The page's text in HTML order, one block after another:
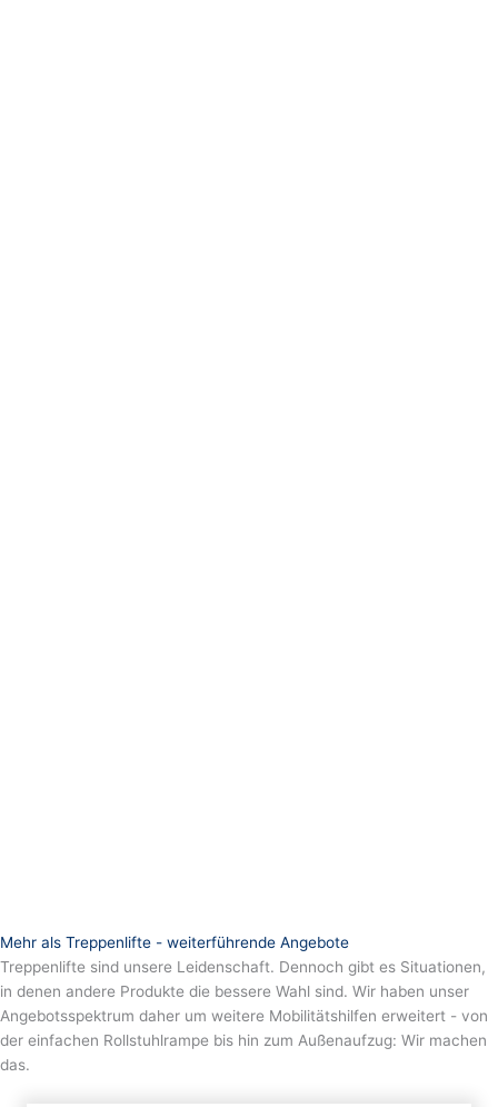
Mehr als Treppenlifte - weiterführende Angebote
Treppenlifte sind unsere Leidenschaft. Dennoch gibt es Situationen,
in denen andere Produkte die bessere Wahl sind. Wir haben unser
Angebotsspektrum daher um weitere Mobilitätshilfen erweitert - von
der einfachen Rollstuhlrampe bis hin zum Außenaufzug: Wir machen
das.